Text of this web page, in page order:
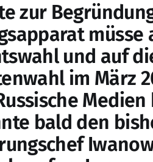
zur
und auf
im März
bald den